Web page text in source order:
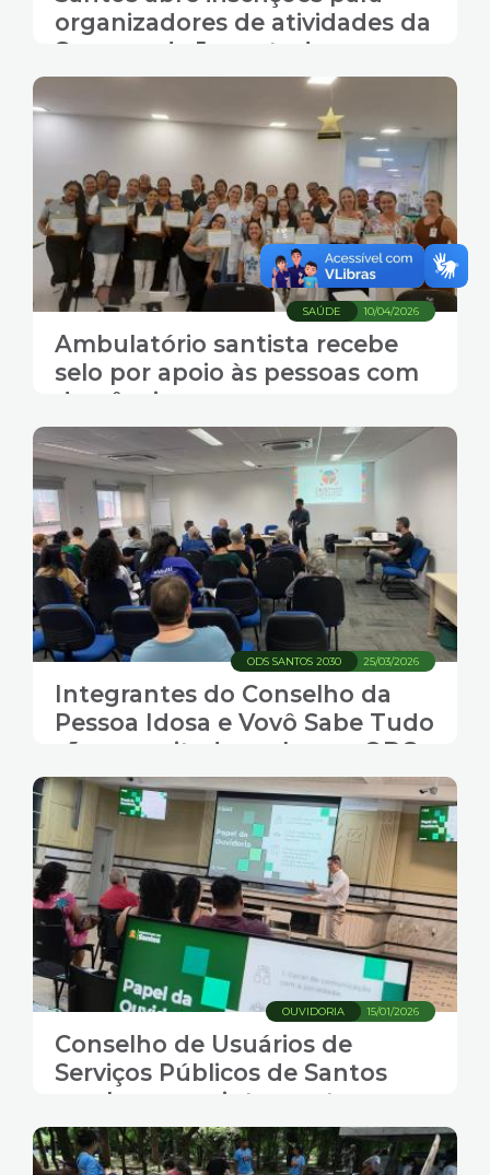
organizadores de atividades da
Semana da Juventude
10/04/2026
SAÚDE
Ambulatório santista recebe
selo por apoio às pessoas com
demência
25/03/2026
ODS SANTOS 2030
Integrantes do Conselho da
Pessoa Idosa e Vovô Sabe Tudo
são capacitados sobre os ODS
15/01/2026
OUVIDORIA
Conselho de Usuários de
Serviços Públicos de Santos
recebe novos integrantes